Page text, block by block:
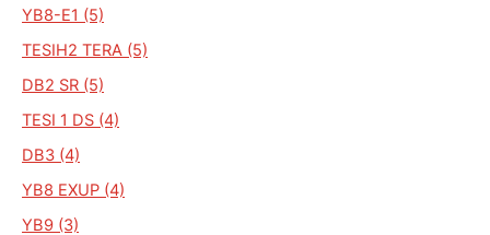
YB8-E1 (5)
TESIH2 TERA (5)
DB2 SR (5)
TESI 1 DS (4)
DB3 (4)
YB8 EXUP (4)
YB9 (3)